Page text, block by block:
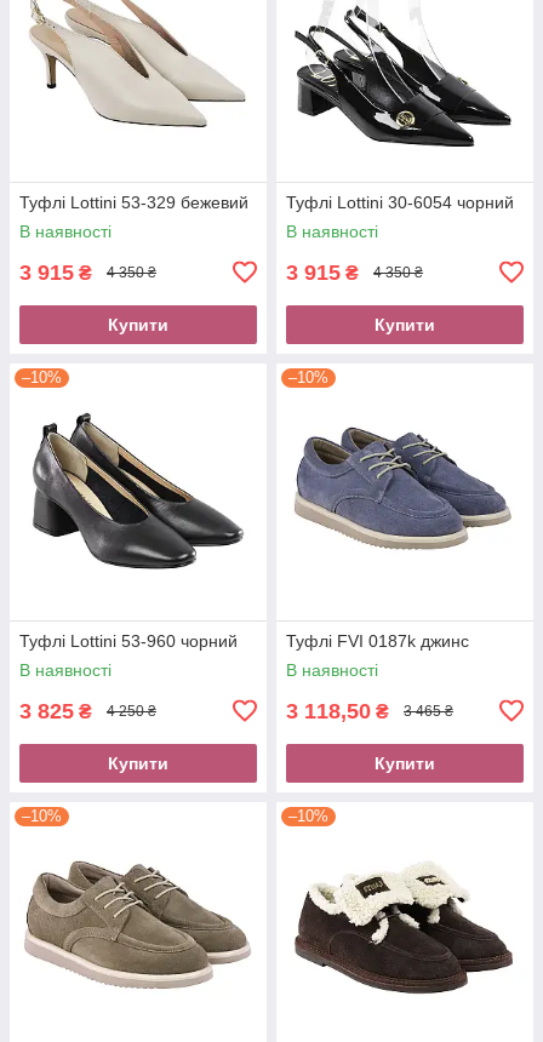
Туфлі Lottini 53-329 бежевий
В наявності
3 915 ₴ 4 350 ₴
Купити
Туфлі Lottini 30-6054 чорний
В наявності
3 915 ₴ 4 350 ₴
Купити
–10%
Туфлі Lottini 53-960 чорний
В наявності
3 825 ₴ 4 250 ₴
Купити
–10%
Туфлі FVI 0187k джинс
В наявності
3 118,50 ₴ 3 465 ₴
Купити
–10% –10%